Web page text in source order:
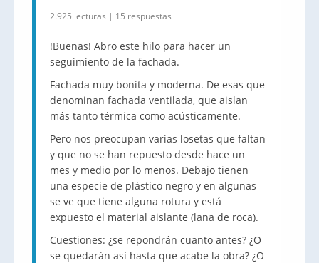
2.925 lecturas | 15 respuestas
!Buenas! Abro este hilo para hacer un
seguimiento de la fachada.
Fachada muy bonita y moderna. De esas que
denominan fachada ventilada, que aislan
más tanto térmica como acústicamente.
Pero nos preocupan varias losetas que faltan
y que no se han repuesto desde hace un
mes y medio por lo menos. Debajo tienen
una especie de plástico negro y en algunas
se ve que tiene alguna rotura y está
expuesto el material aislante (lana de roca).
Cuestiones: ¿se repondrán cuanto antes? ¿O
se quedarán así hasta que acabe la obra? ¿O